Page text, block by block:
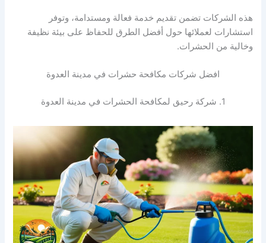
هذه الشركات تضمن تقديم خدمة فعالة ومستدامة، وتوفر
استشارات لعملائها حول أفضل الطرق للحفاظ على بيئة نظيفة
وخالية من الحشرات.
افضل شركات مكافحة حشرات في مدينة العدوة
1. شركة رحيق لمكافحة الحشرات في مدينة العدوة